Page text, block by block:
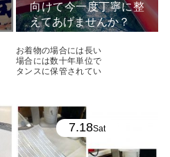
向けて今一度丁寧に整
えてあげませんか？
お着物の場合には長い
場合には数十年単位で
タンスに保管されてい
7.18Sat